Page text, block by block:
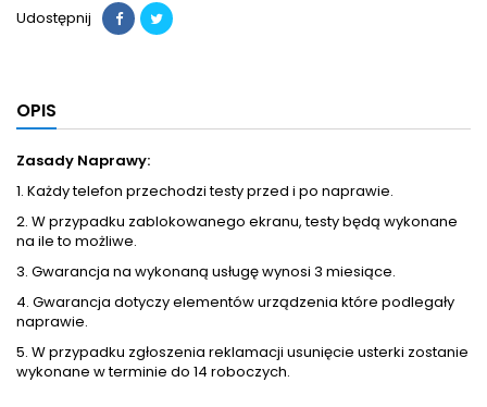
Udostępnij
OPIS
Zasady Naprawy:
1. Każdy telefon przechodzi testy przed i po naprawie.
2. W przypadku zablokowanego ekranu, testy będą wykonane
na ile to możliwe.
3. Gwarancja na wykonaną usługę wynosi 3 miesiące.
4. Gwarancja dotyczy elementów urządzenia które podlegały
naprawie.
5. W przypadku zgłoszenia reklamacji usunięcie usterki zostanie
wykonane w terminie do 14 roboczych.